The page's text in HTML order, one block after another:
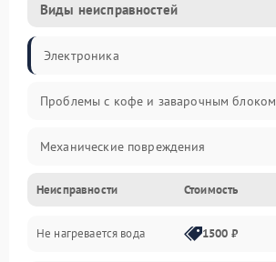
Виды неисправностей
Электроника
Проблемы с кофе и заварочным блоком
Механические повреждения
Прочие неисправности
Включение и работа
Неисправности Стоимость
Не нагревается вода 1500 ₽